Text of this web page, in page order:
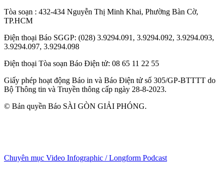
Tòa soạn : 432-434 Nguyễn Thị Minh Khai, Phường Bàn Cờ,
TP.HCM
Điện thoại Báo SGGP: (028) 3.9294.091, 3.9294.092, 3.9294.093,
3.9294.097, 3.9294.098
Điện thoại Tòa soạn Báo Điện tử: 08 65 11 22 55
Giấy phép hoạt động Báo in và Báo Điện tử số 305/GP-BTTTT do
Bộ Thông tin và Truyền thông cấp ngày 28-8-2023.
© Bản quyền Báo SÀI GÒN GIẢI PHÓNG.
Chuyên mục Video Infographic / Longform Podcast